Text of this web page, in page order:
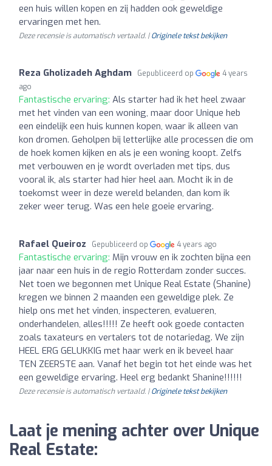
een huis willen kopen en zij hadden ook geweldige
ervaringen met hen.
Deze recensie is automatisch vertaald. |Originele tekst bekijken
Reza Gholizadeh Aghdam Gepubliceerd op
4 years
ago
Fantastische ervaring: Als starter had ik het heel zwaar
met het vinden van een woning, maar door Unique heb
een eindelijk een huis kunnen kopen, waar ik alleen van
kon dromen. Geholpen bij letterlijke alle processen die om
de hoek komen kijken en als je een woning koopt. Zelfs
met verbouwen en je wordt overladen met tips, dus
vooral ik, als starter had hier heel aan. Mocht ik in de
toekomst weer in deze wereld belanden, dan kom ik
zeker weer terug. Was een hele goeie ervaring.
Rafael Queiroz Gepubliceerd op 4 years ago
Fantastische ervaring: Mijn vrouw en ik zochten bijna een
jaar naar een huis in de regio Rotterdam zonder succes.
Net toen we begonnen met Unique Real Estate (Shanine)
kregen we binnen 2 maanden een geweldige plek. Ze
hielp ons met het vinden, inspecteren, evalueren,
onderhandelen, alles!!!!! Ze heeft ook goede contacten
zoals taxateurs en vertalers tot de notariedag. We zijn
HEEL ERG GELUKKIG met haar werk en ik beveel haar
TEN ZEERSTE aan. Vanaf het begin tot het einde was het
een geweldige ervaring. Heel erg bedankt Shanine!!!!!!
Deze recensie is automatisch vertaald. |Originele tekst bekijken
Laat je mening achter over Unique
Real Estate: